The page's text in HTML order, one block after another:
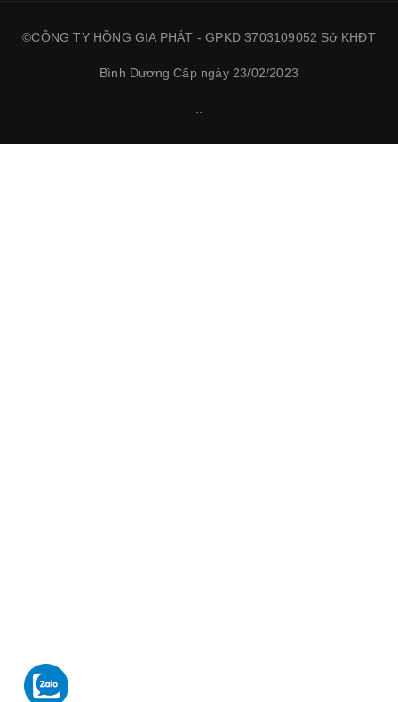
©CÔNG TY HỒNG GIA PHÁT - GPKD 3703109052 Sở KHĐT
Bình Dương Cấp ngày 23/02/2023